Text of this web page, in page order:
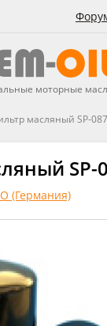
моторные
масляный SP-
SP-
(Германия)